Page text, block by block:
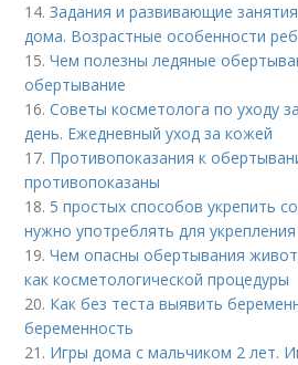
14.Задания и развивающие
дома. Возрастные особенности
15.Чем полезны ледяные
обертывание
16.Советы косметолога по уходу
день. Ежедневный уход за кожей
17. Противопоказания к
противопоказаны
18. 5 простых способов укрепить
нужно употреблять для
19.Чем опасны обертывания
как косметологической процедуры
20. Как без теста выявить
беременность
21. Игры дома с мальчиком 2 лет.